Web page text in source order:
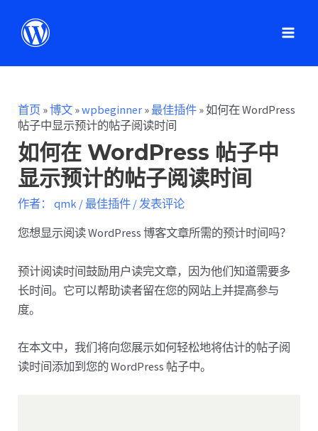
首页 »博文 »wpbeginner »最佳插件 »如何在 WordPress
帖子中显示预计的帖子阅读时间
如何在 WordPress 帖子中
显示预计的帖子阅读时间
作者： qmk /最佳插件 /发表评论
您想显示阅读 WordPress 博客文章所需的预计时间吗？
预计阅读时间鼓励用户读完文章，因为他们知道需要多
长时间。它可以帮助读者留在您的网站上并提高参与
度。
在本文中，我们将向您展示如何轻松地将估计的帖子阅
读时间添加到您的 WordPress 帖子中。